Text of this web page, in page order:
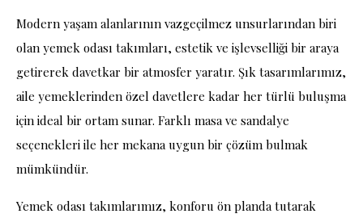
Modern yaşam alanlarının vazgeçilmez unsurlarından biri
olan yemek odası takımları, estetik ve işlevselliği bir araya
getirerek davetkar bir atmosfer yaratır. Şık tasarımlarımız,
aile yemeklerinden özel davetlere kadar her türlü buluşma
için ideal bir ortam sunar. Farklı masa ve sandalye
seçenekleri ile her mekana uygun bir çözüm bulmak
mümkündür.
Yemek odası takımlarımız, konforu ön planda tutarak